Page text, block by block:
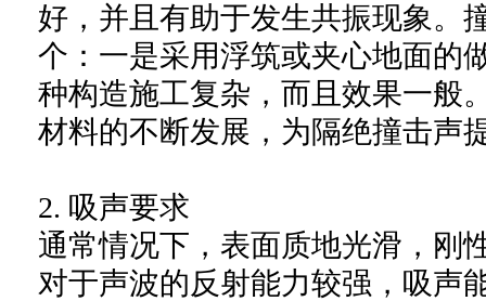
好，并且有助于发生共振现象。
个：一是采用浮筑或夹心地面的
种构造施工复杂，而且效果一般
材料的不断发展，为隔绝撞击声
2. 吸声要求
通常情况下，表面质地光滑，刚
对于声波的反射能力较强，吸声